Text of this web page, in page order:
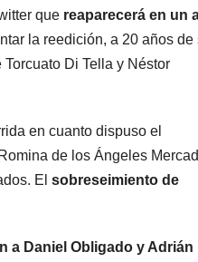
que reaparecerá en un
la reedición, a 20 años de
Di Tella y Néstor
en cuanto dispuso el
de los Ángeles
El sobreseimiento de
a Daniel Obligado y Adrián
ARGENTINA
votar a
5 AGOSTO,